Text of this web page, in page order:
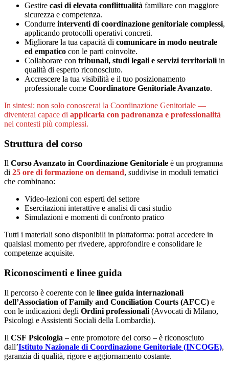
Gestire casi di elevata conflittualità familiare con maggiore
sicurezza e competenza.
Condurre interventi di coordinazione genitoriale complessi,
applicando protocolli operativi concreti.
Migliorare la tua capacità di comunicare in modo neutrale
ed empatico con le parti coinvolte.
Collaborare con tribunali, studi legali e servizi territoriali in
qualità di esperto riconosciuto.
Accrescere la tua visibilità e il tuo posizionamento
professionale come Coordinatore Genitoriale Avanzato.
In sintesi: non solo conoscerai la Coordinazione Genitoriale —
diventerai capace di applicarla con padronanza e professionalità
nei contesti più complessi.
Struttura del corso
Il Corso Avanzato in Coordinazione Genitoriale è un programma
di 25 ore di formazione on demand, suddivise in moduli tematici
che combinano:
Video-lezioni con esperti del settore
Esercitazioni interattive e analisi di casi studio
Simulazioni e momenti di confronto pratico
Tutti i materiali sono disponibili in piattaforma: potrai accedere in
qualsiasi momento per rivedere, approfondire e consolidare le
competenze acquisite.
Riconoscimenti e linee guida
Il percorso è coerente con le linee guida internazionali
dell’Association of Family and Conciliation Courts (AFCC) e
con le indicazioni degli Ordini professionali (Avvocati di Milano,
Psicologi e Assistenti Sociali della Lombardia).
Il CSF Psicologia – ente promotore del corso – è riconosciuto
dall’Istituto Nazionale di Coordinazione Genitoriale (INCOGE),
garanzia di qualità, rigore e aggiornamento costante.